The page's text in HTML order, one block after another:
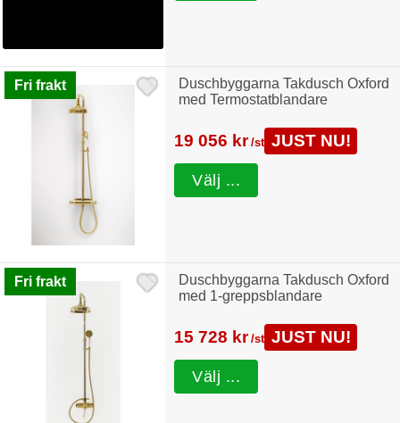
Fri frakt
Duschbyggarna Takdusch Oxford
med Termostatblandare
19 056 kr /st JUST NU!
Välj ...
Fri frakt
Duschbyggarna Takdusch Oxford
med 1-greppsblandare
15 728 kr /st JUST NU!
Välj ...